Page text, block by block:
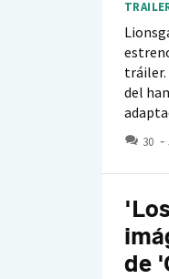
tráiler.
del
30
de